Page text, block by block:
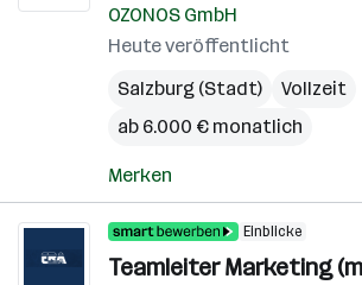
OZONOS GmbH
Heute veröffentlicht
Salzburg (Stadt)
Vollzeit
ab 6.000 € monatlich
Merken
Einblicke
Teamleiter Marketing